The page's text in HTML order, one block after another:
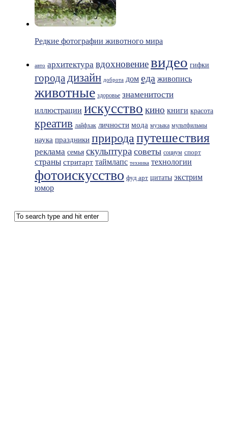
Редкие фотографии животного мира
авто архитектура вдохновениевидео гифки
городадизайн доброта дом еда живопись
животные здоровье знаменитости
иллюстрации искусство кино книги красота
креатив лайфхак личности мода музыка мультфильмы
наука праздники природапутешествия
реклама семья скульптура советы социум спорт
страны стритарт таймлапс техника технологии
фотоискусство фуд арт цитаты экстрим
юмор